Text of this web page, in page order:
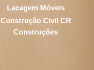
Lacagem Móveis
Construção Civil CR
Construções